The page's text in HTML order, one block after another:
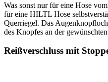
Was sonst nur für eine Hose
für eine HILTL Hose
Querriegel. Das
des Knopfes an der
Reißverschluss mit